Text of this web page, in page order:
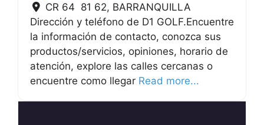
CR 64 81 62, BARRANQUILLA
Dirección y teléfono de D1 GOLF.Encuentre
la información de contacto, conozca sus
productos/servicios, opiniones, horario de
atención, explore las calles cercanas o
encuentre como llegar Read more...